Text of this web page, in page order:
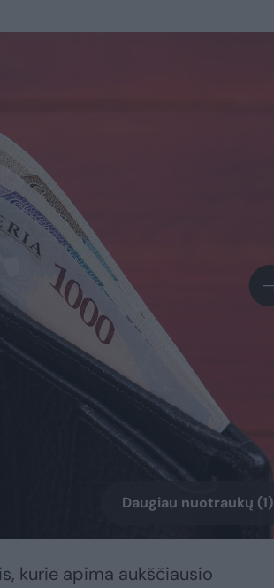
Daugiau nuotraukų (1)
kurie apima aukščiausio